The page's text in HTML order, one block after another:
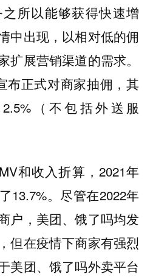
所以能够获得快速增
中出现，以相对低的佣
扩展营销渠道的需求。
布正式对商家抽佣，其
（不包括外送服
和收入折算，2021年
13.7%。尽管在2022年
户，美团、饿了吗均发
但在疫情下商家有强烈
美团、饿了吗外卖平台